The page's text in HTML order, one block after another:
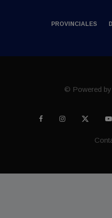
PROVINCIALES
© Powered